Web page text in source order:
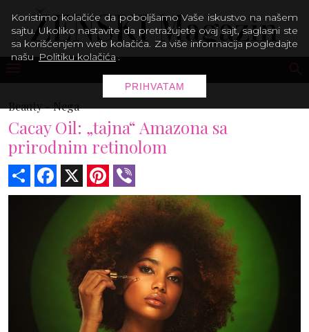
Beauty -Nega
Cacay Oil: „tajna“ Amazona sa
prirodnim retinolom
Share Facebook Pinterest
Koristimo kolačiće da poboljšamo Vaše iskustvo na našem
sajtu. Ukoliko nastavite da pretražujete ovaj sajt, saglasni ste
sa korišćenjem web kolačića. Za više informacija pogledajte
našu Politiku kolačića .
PRIHVATAM